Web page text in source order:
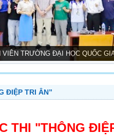
TRƯỜNG ĐẠI HỌC QUỐC
ĐIỆP TRI ÂN”
THI "THÔNG